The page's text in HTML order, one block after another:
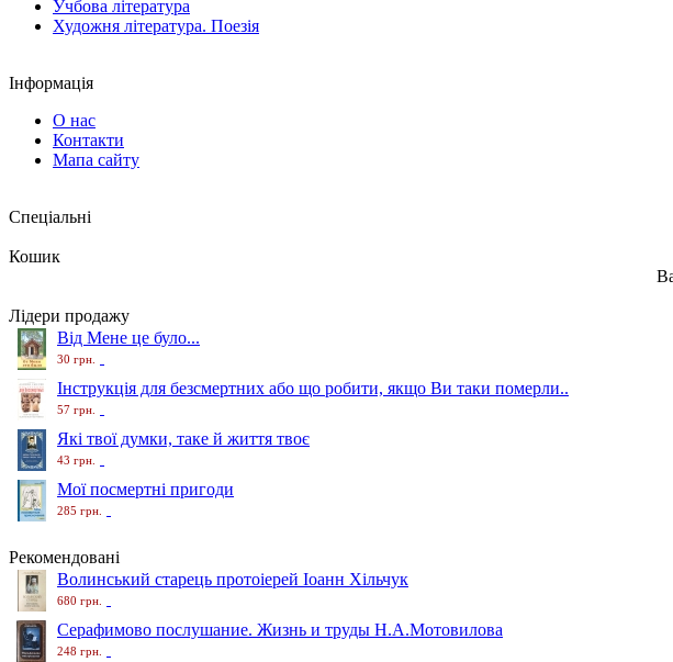
Учбова література
Художня література. Поезія
Інформація
О нас
Контакти
Мапа сайту
Спеціальні
Кошик
Лідери продажу
Від Мене це було...
30 грн.
Інструкція для безсмертних або що робити, якщо Ви таки померли..
57 грн.
Які твої думки, таке й життя твоє
43 грн.
Мої посмертні пригоди
285 грн.
Рекомендовані
Волинський старець протоіерей Іоанн Хільчук
680 грн.
Серафимово послушание. Жизнь и труды Н.А.Мотовилова
248 грн.